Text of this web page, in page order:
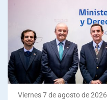
Viernes 7 de agosto de 2026